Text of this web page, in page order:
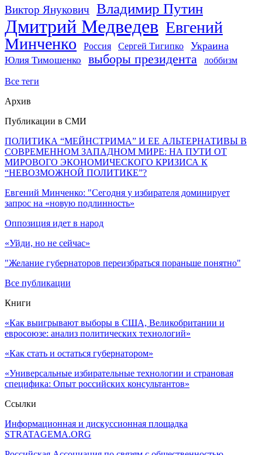
Виктор Янукович Владимир Путин
Дмитрий Медведев Евгений
Минченко
Россия Сергей Тигипко Украина
Юлия Тимошенко выборы президента лоббизм
Все теги
Архив
Публикации в СМИ
ПОЛИТИКА “МЕЙНСТРИМА” И ЕЕ АЛЬТЕРНАТИВЫ В
СОВРЕМЕННОМ ЗАПАДНОМ МИРЕ: НА ПУТИ ОТ
МИРОВОГО ЭКОНОМИЧЕСКОГО КРИЗИСА К
“НЕВОЗМОЖНОЙ ПОЛИТИКЕ”?
Евгений Минченко: "Сегодня у избирателя доминирует
запрос на «новую подлинность»
Оппозиция идет в народ
«Уйди, но не сейчас»
"Желание губернаторов переизбраться пораньше понятно"
Все публикации
Книги
«Как выигрывают выборы в США, Великобритании и
евросоюзе: анализ политических технологий»
«Как стать и остаться губернатором»
«Универсальные избирательные технологии и страновая
специфика: Опыт российских консультантов»
Ссылки
Информационная и дискуссионная площадка
STRATAGEMA.ORG